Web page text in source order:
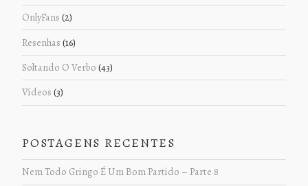
OnlyFans (2)
Resenhas (16)
Soltando O Verbo (43)
Vídeos (3)
POSTAGENS RECENTES
Nem Todo Gringo É Um Bom Partido – Parte 8